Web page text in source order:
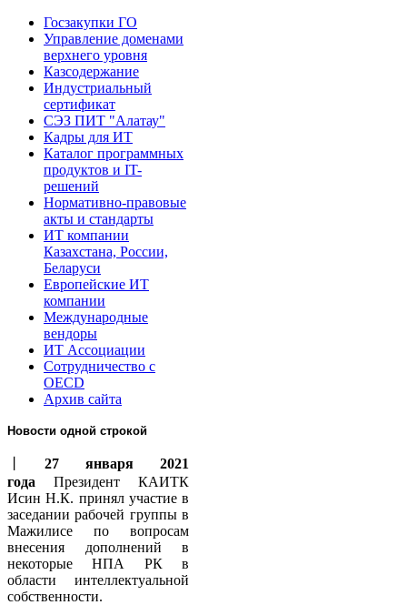
Госзакупки ГО
Управление доменами
верхнего уровня
Казсодержание
Индустриальный
сертификат
СЭЗ ПИТ "Алатау"
Кадры для ИТ
Каталог программных
продуктов и IT-
решений
Нормативно-правовые
акты и стандарты
ИТ компании
Казахстана, России,
Беларуси
Европейские ИТ
компании
Международные
вендоры
ИТ Ассоциации
Сотрудничество с
OECD
Архив сайта
Новости одной строкой
27 января 2021
года Президент КАИТК
Исин Н.К. принял участие в
заседании рабочей группы в
Мажилисе по вопросам
внесения дополнений в
некоторые НПА РК в
области интеллектуальной
собственности.